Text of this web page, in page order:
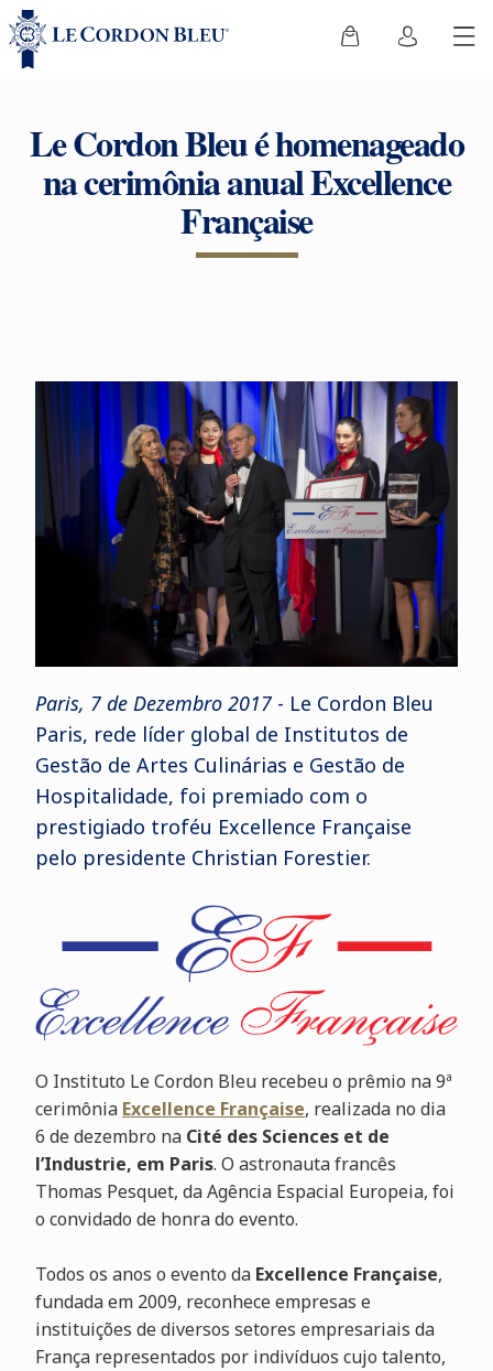
Le Cordon Bleu é homenageado
na cerimônia anual Excellence
Française
Paris, 7 de Dezembro 2017- Le Cordon Bleu
Paris, rede líder global de Institutos de
Gestão de Artes Culinárias e Gestão de
Hospitalidade, foi premiado com o
prestigiado troféu Excellence Française
pelo presidente Christian Forestier.
O Instituto Le Cordon Bleu recebeu o prêmio na 9ª
cerimônia Excellence Française, realizada no dia
6 de dezembro na Cité des Sciences et de
l’Industrie, em Paris. O astronauta francês
Thomas Pesquet, da Agência Espacial Europeia, foi
o convidado de honra do evento.
Todos os anos o evento da Excellence Française,
fundada em 2009, reconhece empresas e
instituições de diversos setores empresariais da
França representados por indivíduos cujo talento,